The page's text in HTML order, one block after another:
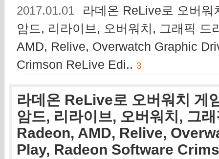
2017.01.01
라데온 ReLive로 오버
암드, 리라이브, 오버워치, 그래픽 드
AMD, Relive, Overwatch Graphic
Crimson ReLive Edi.. 3
라데온 ReLive로 오버워치 게
암드, 리라이브, 오버워치, 그
Radeon, AMD, Relive,
Play, Radeon Software